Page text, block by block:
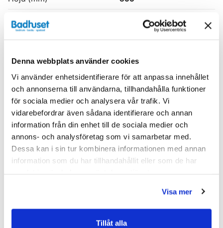
Denna webbplats använder cookies
Vi använder enhetsidentifierare för att anpassa innehållet
och annonserna till användarna, tillhandahålla funktioner
för sociala medier och analysera vår trafik. Vi
vidarebefordrar även sådana identifierare och annan
information från din enhet till de sociala medier och
annons- och analysföretag som vi samarbetar med.
Dessa kan i sin tur kombinera informationen med annan
information som du har tillhandahållit eller som de har
Visa mer
Tillåt alla
Produkttyp Kommod
Varumärke Haven
SKU: hvv900001-41
MPN: 900001-41
Dokument
HAVEN-Skotselrad.pdf(287.02 KB
Kommod & Tvättställsskåp